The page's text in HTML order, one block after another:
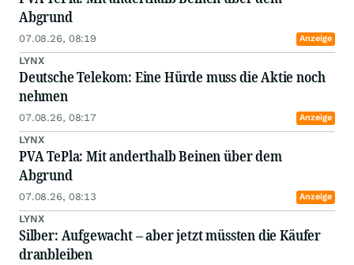
Abgrund
07.08.26, 08:19 Anzeige
LYNX
Deutsche Telekom: Eine Hürde muss die Aktie noch
nehmen
07.08.26, 08:17 Anzeige
LYNX
PVA TePla: Mit anderthalb Beinen über dem
Abgrund
07.08.26, 08:13 Anzeige
LYNX
Silber: Aufgewacht – aber jetzt müssten die Käufer
dranbleiben